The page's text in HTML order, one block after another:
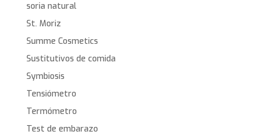
soria natural
St. Moriz
Summe Cosmetics
Sustitutivos de comida
Symbiosis
Tensiómetro
Termómetro
Test de embarazo